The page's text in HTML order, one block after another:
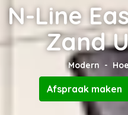
N-Line
Zand
Modern
Afspraak maken